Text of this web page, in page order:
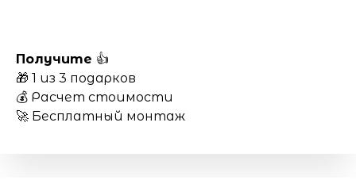
Получите 👍
🎁 1 из 3 подарков
💰 Расчет стоимости
🚀 Бесплатный монтаж